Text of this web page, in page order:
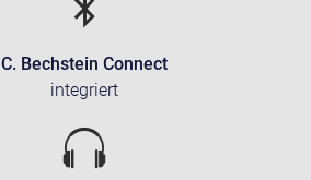
C. Bechstein Connect
integriert